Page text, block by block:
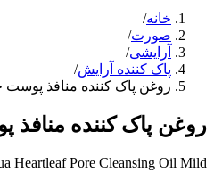
خانه/
صورت/
آرایشی/
پاک کننده آرایش/
روغن پاک کننده منافذ پوست
روغن پاک کننده
Heartleaf Pore Cleansing Oil Mild